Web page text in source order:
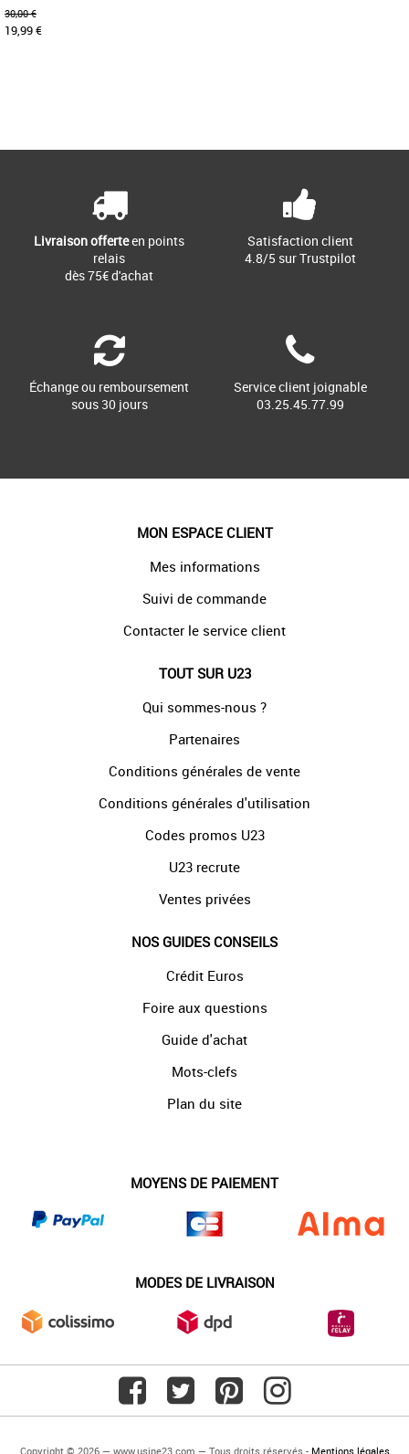
30,00 €
19,99 €
Livraison offerteen points
relais
dès 75€ d'achat
Satisfaction client
4.8/5 sur Trustpilot
Échange ou remboursement
sous 30 jours
Service client joignable
03.25.45.77.99
MON ESPACE CLIENT
Mes informations
Suivi de commande
Contacter le service client
TOUT SUR U23
Qui sommes-nous ?
Partenaires
Conditions générales de vente
Conditions générales d'utilisation
Codes promos U23
U23 recrute
Ventes privées
NOS GUIDES CONSEILS
Crédit Euros
Foire aux questions
Guide d'achat
Mots-clefs
Plan du site
MOYENS DE PAIEMENT
MODES DE LIVRAISON
Copyright © 2026 — www.usine23.com — Tous droits réservés - Mentions légales